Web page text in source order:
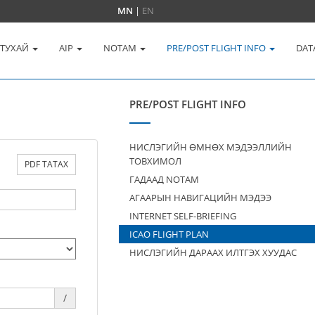
MN | EN
AIP NOTAM PRE/POST FLIGHT INFO
PDF ТАТАХ
/
PRE/POST FLIGHT INFO
НИСЛЭГИЙН ӨМНӨХ МЭДЭЭЛЛИЙН
ТОВХИМОЛ
ГАДААД NOTAM
АГААРЫН НАВИГАЦИЙН МЭДЭЭ
INTERNET SELF-BRIEFING
ICAO FLIGHT PLAN
НИСЛЭГИЙН ДАРААХ ИЛТГЭХ ХУУДАС